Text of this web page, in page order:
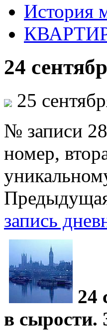
История
24
25
№ записи
номер,
запись
24
в